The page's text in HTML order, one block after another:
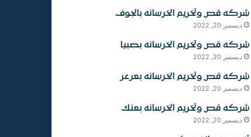
شركة قص وتخريم الخرسانة بالجوف
ديسمبر 20, 2022
شركة قص وتخريم الخرسانة بصبيا
ديسمبر 20, 2022
شركة قص وتخريم الخرسانة بعرعر
ديسمبر 20, 2022
شركة قص وتخريم الخرسانة بعنك
ديسمبر 20, 2022